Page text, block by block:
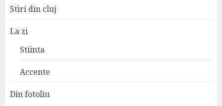
Stiri din cluj
La zi
Stiinta
Accente
Din fotoliu